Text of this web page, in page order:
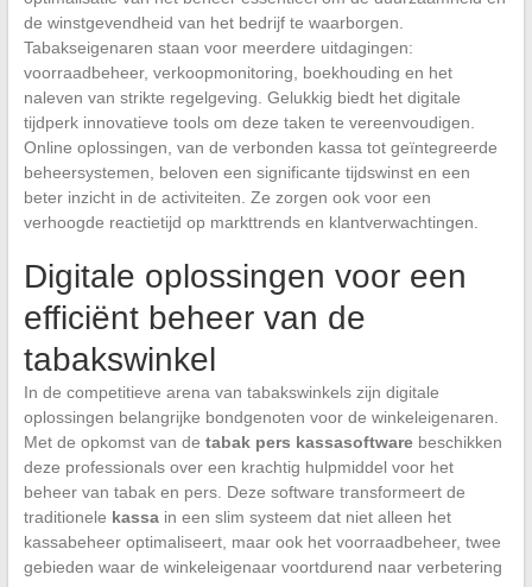
de winstgevendheid van het bedrijf te waarborgen.
Tabakseigenaren staan voor meerdere uitdagingen:
voorraadbeheer, verkoopmonitoring, boekhouding en het
naleven van strikte regelgeving. Gelukkig biedt het digitale
tijdperk innovatieve tools om deze taken te vereenvoudigen.
Online oplossingen, van de verbonden kassa tot geïntegreerde
beheersystemen, beloven een significante tijdswinst en een
beter inzicht in de activiteiten. Ze zorgen ook voor een
verhoogde reactietijd op markttrends en klantverwachtingen.
Digitale oplossingen voor een
efficiënt beheer van de
tabakswinkel
In de competitieve arena van tabakswinkels zijn digitale
oplossingen belangrijke bondgenoten voor de winkeleigenaren.
Met de opkomst van de tabak pers kassasoftwarebeschikken
deze professionals over een krachtig hulpmiddel voor het
beheer van tabak en pers. Deze software transformeert de
traditionele kassain een slim systeem dat niet alleen het
kassabeheer optimaliseert, maar ook het voorraadbeheer, twee
gebieden waar de winkeleigenaar voortdurend naar verbetering